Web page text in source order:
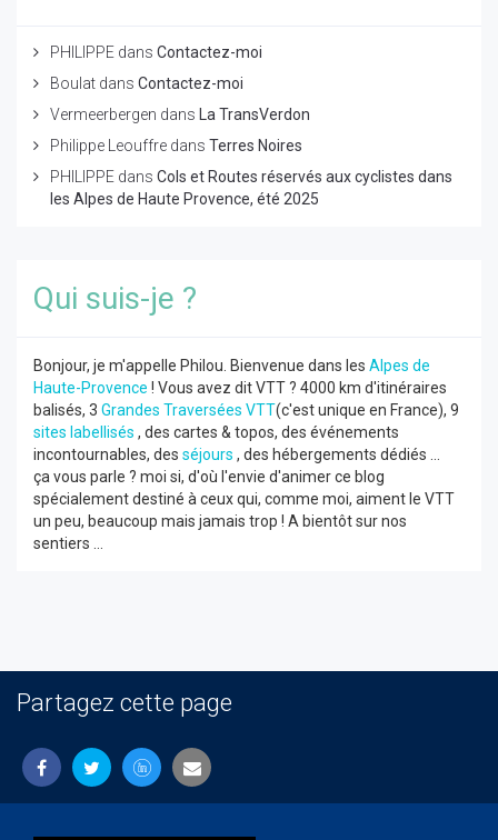
PHILIPPE dans Contactez-moi
Boulat dans Contactez-moi
Vermeerbergen dans
La TransVerdon
Philippe Leouffre dans Terres Noires
PHILIPPE dans Cols et Routes réservés aux cyclistes dans
les Alpes de Haute Provence, été 2025
Qui suis-je ?
Bonjour, je m'appelle Philou. Bienvenue dans les Alpes de
Haute-Provence ! Vous avez dit VTT ? 4000 km d'itinéraires
balisés, 3 Grandes Traversées VTT(c'est unique en France), 9
sites labellisés , des cartes & topos, des événements
incontournables, des séjours , des hébergements dédiés ...
ça vous parle ? moi si, d'où l'envie d'animer ce blog
spécialement destiné à ceux qui, comme moi, aiment le VTT
un peu, beaucoup mais jamais trop ! A bientôt sur nos
sentiers ...
Partagez cette page